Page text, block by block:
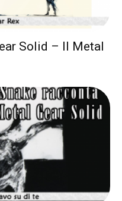
Solid – Il Metal